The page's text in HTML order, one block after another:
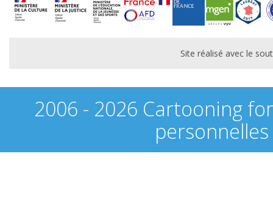
Site réalisé avec le
2006 - 2026 Cartooning
personnelles